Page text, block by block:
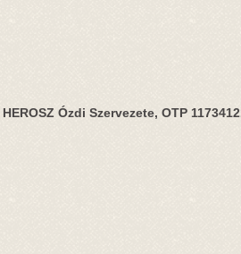
HEROSZ Ózdi Szervezete, OTP